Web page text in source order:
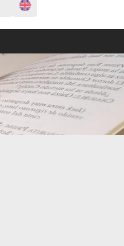
Engelska